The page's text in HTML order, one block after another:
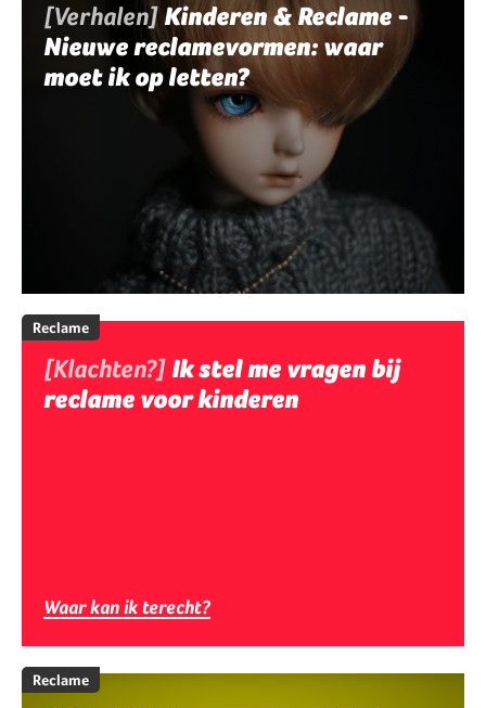
[Verhalen]Kinderen & Reclame -
Nieuwe reclamevormen: waar
moet ik op letten?
Reclame
[Klachten?] Ik stel me vragen bij
reclame voor kinderen
Waar kan ik terecht?
Reclame